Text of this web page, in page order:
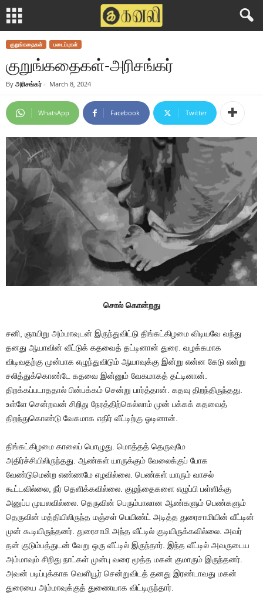
குறுங்கதைகள் படைப்புகள்
குறுங்கதைகள்-அரிசங்கர்
By அரிசங்கர் - March 8, 2024
WhatsApp Facebook Twitter
சொல் கொன்றது
சனி, ஞாயிறு அம்மாவுடன் இருந்துவிட்டு திங்கட்கிழமை விடியவே வந்து
தனது ஆயாவின் வீட்டுக் கதவைத் தட்டினான் துரை. வழக்கமாக
விடிவதற்கு முன்பாக எழுந்துவிடும் ஆயாவுக்கு இன்று என்ன கேடு என்று
சலித்துக்கொண்டே கதவை இன்னும் வேகமாகத் தட்டினான்.
திறக்கப்படாததால் பின்பக்கம் சென்று பார்த்தான். கதவு திறந்திருந்தது.
உள்ளே சென்றவன் சிறிது நேரத்திற்கெல்லாம் முன் பக்கக் கதவைத்
திறந்துகொண்டு வேகமாக எதிர் வீட்டிற்கு ஓடினான்.
திங்கட்கிழமை காலைப் பொழுது. மொத்தத் தெருவுமே
அதிர்ச்சியிலிருந்தது. ஆண்கள் யாருக்கும் வேலைக்குப் போக
வேண்டுமென்ற எண்ணமே எழவில்லை. பெண்கள் யாரும் வாசல்
கூட்டவில்லை, நீர் தெளிக்கவில்லை. குழந்தைகளை எழுப்பி பள்ளிக்கு
அனுப்ப முயலவில்லை. தெருவின் பெரும்பாலான ஆண்களும் பெண்களும்
தெருவின் மத்தியிலிருந்த மஞ்சள் பெயிண்ட் அடித்த துரைசாமியின் வீட்டின்
முன் கூடியிருந்தனர். துரைசாமி அந்த வீட்டில் குடியிருக்கவில்லை. அவர்
தன் குடும்பத்துடன் வேறு ஒரு வீட்டில் இருந்தார். இந்த வீட்டில் அவருடைய
அம்மாவும் சிறிது நாட்கள் முன்பு வரை மூத்த மகன் குமாரும் இருந்தனர்.
அவன் படிப்புக்காக வெளியூர் சென்றுவிடத் தனது இரண்டாவது மகன்
துரையை அம்மாவுக்குத் துணையாக விட்டிருந்தார்.